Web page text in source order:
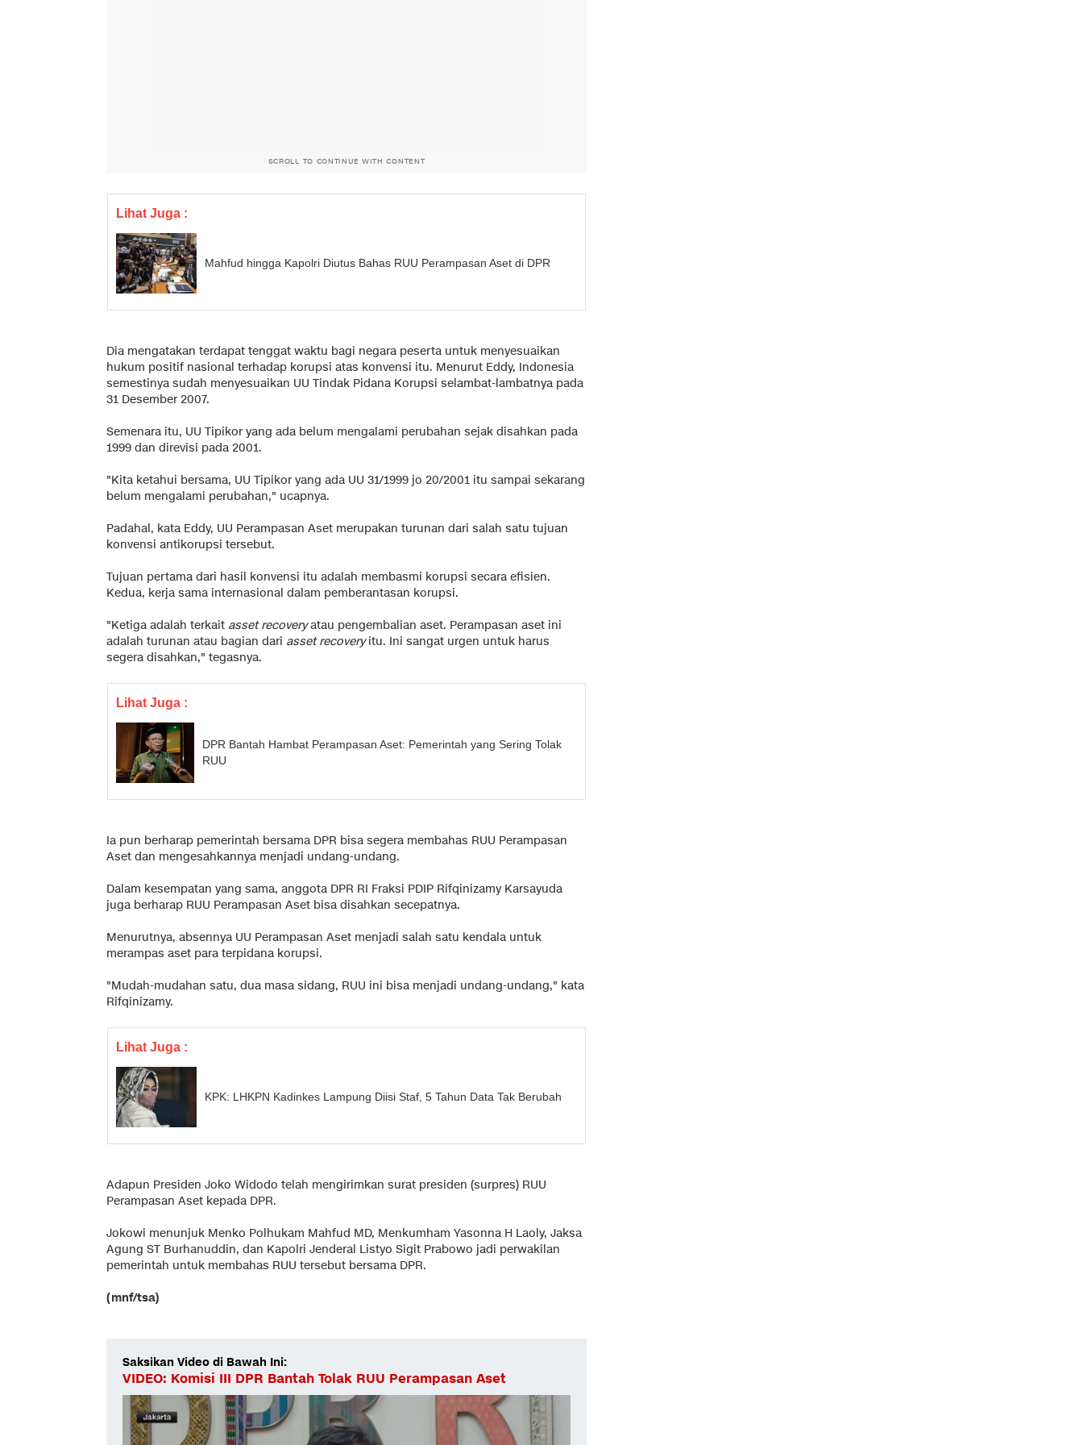
SCROLL TO CONTINUE WITH CONTENT
Lihat Juga :
Mahfud hingga Kapolri Diutus Bahas RUU Perampasan Aset di DPR
Dia mengatakan terdapat tenggat waktu bagi negara peserta untuk menyesuaikan
hukum positif nasional terhadap korupsi atas konvensi itu. Menurut Eddy, Indonesia
semestinya sudah menyesuaikan UU Tindak Pidana Korupsi selambat-lambatnya pada
31 Desember 2007.
Semenara itu, UU Tipikor yang ada belum mengalami perubahan sejak disahkan pada
1999 dan direvisi pada 2001.
"Kita ketahui bersama, UU Tipikor yang ada UU 31/1999 jo 20/2001 itu sampai sekarang
belum mengalami perubahan," ucapnya.
Padahal, kata Eddy, UU Perampasan Aset merupakan turunan dari salah satu tujuan
konvensi antikorupsi tersebut.
Tujuan pertama dari hasil konvensi itu adalah membasmi korupsi secara efisien.
Kedua, kerja sama internasional dalam pemberantasan korupsi.
"Ketiga adalah terkait asset recoveryatau pengembalian aset. Perampasan aset ini
adalah turunan atau bagian dari asset recoveryitu. Ini sangat urgen untuk harus
segera disahkan," tegasnya.
Lihat Juga :
DPR Bantah Hambat Perampasan Aset: Pemerintah yang Sering Tolak
RUU
Ia pun berharap pemerintah bersama DPR bisa segera membahas RUU Perampasan
Aset dan mengesahkannya menjadi undang-undang.
Dalam kesempatan yang sama, anggota DPR RI Fraksi PDIP Rifqinizamy Karsayuda
juga berharap RUU Perampasan Aset bisa disahkan secepatnya.
Menurutnya, absennya UU Perampasan Aset menjadi salah satu kendala untuk
merampas aset para terpidana korupsi.
"Mudah-mudahan satu, dua masa sidang, RUU ini bisa menjadi undang-undang," kata
Rifqinizamy.
Lihat Juga :
KPK: LHKPN Kadinkes Lampung Diisi Staf, 5 Tahun Data Tak Berubah
Adapun Presiden Joko Widodo telah mengirimkan surat presiden (surpres) RUU
Perampasan Aset kepada DPR.
Jokowi menunjuk Menko Polhukam Mahfud MD, Menkumham Yasonna H Laoly, Jaksa
Agung ST Burhanuddin, dan Kapolri Jenderal Listyo Sigit Prabowo jadi perwakilan
pemerintah untuk membahas RUU tersebut bersama DPR.
(mnf/tsa)
Saksikan Video di Bawah Ini:
VIDEO: Komisi III DPR Bantah Tolak RUU Perampasan Aset